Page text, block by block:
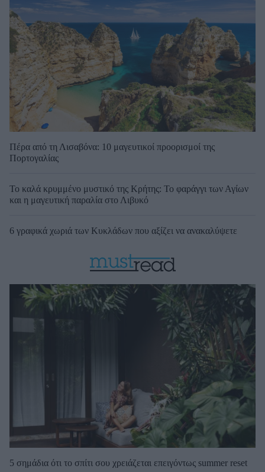
Πέρα από τη Λισαβόνα: 10 μαγευτικοί προορισμοί της
Πορτογαλίας
Το καλά κρυμμένο μυστικό της Κρήτης: Το φαράγγι των Αγίων
και η μαγευτική παραλία στο Λιβυκό
6 γραφικά χωριά των Κυκλάδων που αξίζει να ανακαλύψετε
5 σημάδια ότι το σπίτι σου χρειάζεται επειγόντως summer reset